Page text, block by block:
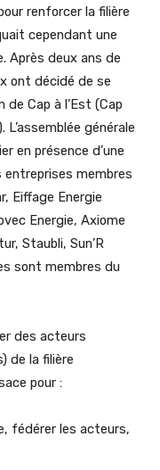
renforcer la filière
cependant une
Après deux ans de
ont décidé de se
Cap à l’Est (Cap
générale
en présence d’une
entreprises membres
Eiffage Energie
Energie, Axiome
Staubli, Sun’R
sont membres du
des acteurs
de la filière
pour :
fédérer les acteurs,